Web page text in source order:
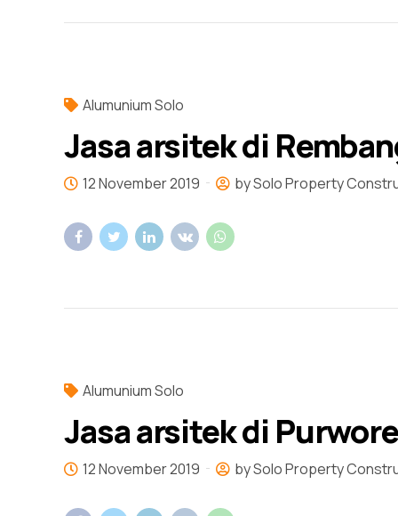
Alumunium Solo
Jasa arsitek di
12 November 2019 by Solo Property
Alumunium Solo
Jasa arsitek di
12 November 2019 by Solo Property